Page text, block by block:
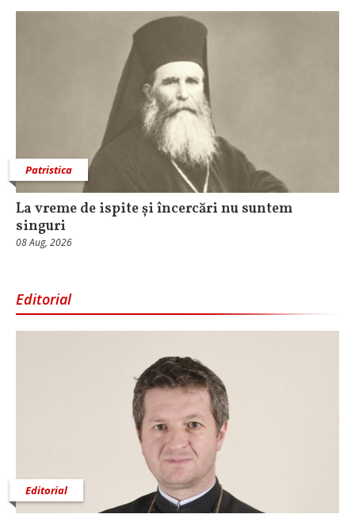
Patristica
La vreme de ispite și încercări nu suntem
singuri
08 Aug, 2026
Editorial
Editorial